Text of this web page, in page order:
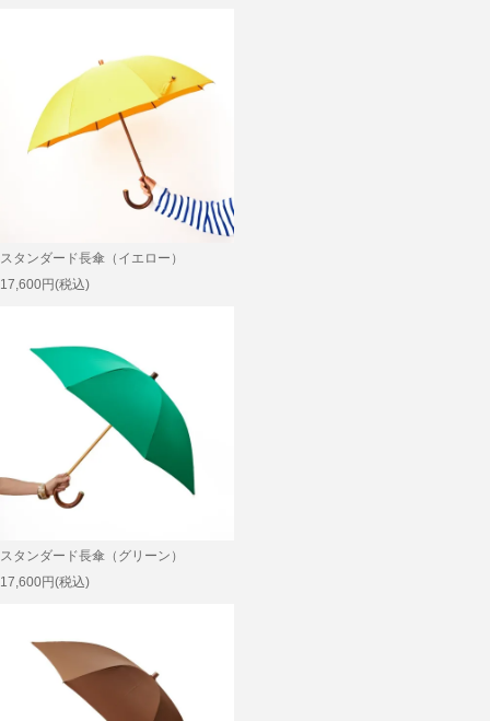
スタンダード長傘（イエロー）
17,600円(税込)
スタンダード長傘（グリーン）
17,600円(税込)